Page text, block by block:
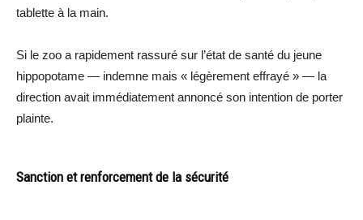
tablette à la main.
Si le zoo a rapidement rassuré sur l’état de santé du jeune
hippopotame — indemne mais « légèrement effrayé » — la
direction avait immédiatement annoncé son intention de porter
plainte.
Sanction et renforcement de la sécurité